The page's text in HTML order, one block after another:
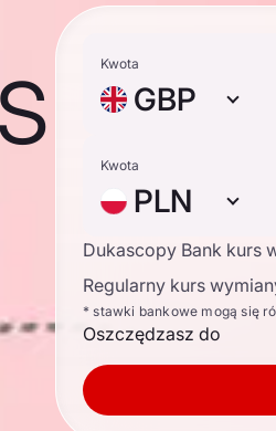
Kwota
GBP
Kwota
PLN
Dukascopy Bank kurs
Regularny kurs
* stawki bankowe mogą się
Oszczędzasz do